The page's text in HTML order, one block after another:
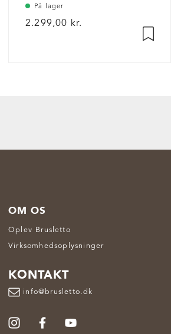
På lager
2.299,00 kr.
OM OS
Oplev Brusletto
Virksomhedsoplysninger
KONTAKT
info@brusletto.dk